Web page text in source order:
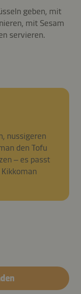
geben, mit
mit Sesam
servieren.
nussigeren
den Tofu
– es passt